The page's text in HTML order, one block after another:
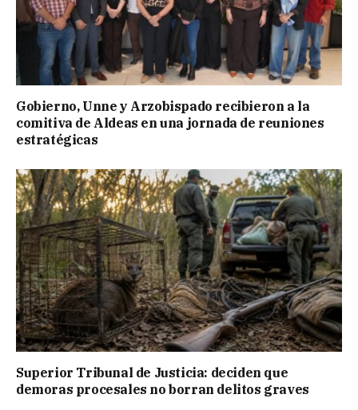
Gobierno, Unne y Arzobispado recibieron a la
comitiva de Aldeas en una jornada de reuniones
estratégicas
Superior Tribunal de Justicia: deciden que
demoras procesales no borran delitos graves